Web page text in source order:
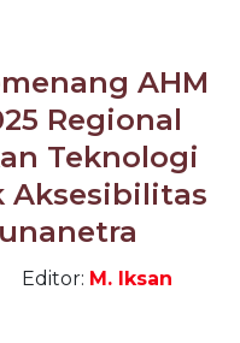
AHM
Regional
Teknologi
Aksesibilitas
Editor: M. Iksan